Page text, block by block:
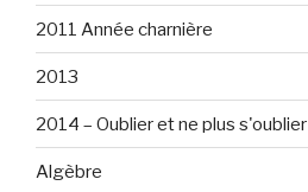
2011 Année charnière
2013
2014 – Oublier et ne plus s'oublier
Algèbre